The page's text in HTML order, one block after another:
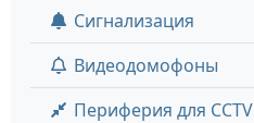
Сигнализация
Видеодомофоны
Периферия для CCTV